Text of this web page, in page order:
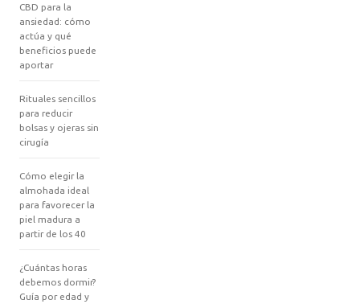
CBD para la
ansiedad: cómo
actúa y qué
beneficios puede
aportar
Rituales sencillos
para reducir
bolsas y ojeras sin
cirugía
Cómo elegir la
almohada ideal
para favorecer la
piel madura a
partir de los 40
¿Cuántas horas
debemos dormir?
Guía por edad y